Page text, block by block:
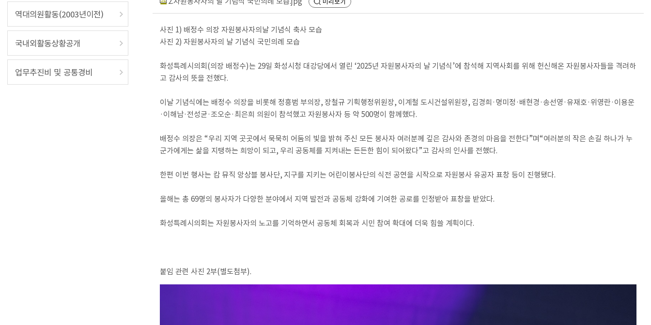
역대의원활동(2003년이전)
국내외활동상황공개
업무추진비 및 공통경비
사진 1) 배정수 의장 자원봉사자의날 기념식 축사 모습
사진 2) 자원봉사자의 날 기념식 국민의례 모습
화성특례시의회(의장 배정수)는 29일 화성시청 대강당에서 열린 ‘2025년 자원봉사자의 날 기념식’에 참석해 지역사회를 위해 헌신해온 자원봉사자들을 격려하
고 감사의 뜻을 전했다.
이날 기념식에는 배정수 의장을 비롯해 정흥범 부의장, 장철규 기획행정위원장, 이계철 도시건설위원장, 김경희·명미정·배현경·송선영·유재호·위영란·이용운
·이해남·전성균·조오순·최은희 의원이 참석했고 자원봉사자 등 약 500명이 함께했다.
배정수 의장은 “우리 지역 곳곳에서 묵묵히 어둠의 빛을 밝혀 주신 모든 봉사자 여러분께 깊은 감사와 존경의 마음을 전한다”며“여러분의 작은 손길 하나가 누
군가에게는 삶을 지탱하는 희망이 되고,우리 공동체를 지켜내는 든든한 힘이 되어왔다”고 감사의 인사를 전했다.
한편 이번 행사는 캄 뮤직 앙상블 봉사단, 지구를 지키는 어린이봉사단의 식전 공연을 시작으로 자원봉사 유공자 표창 등이 진행됐다.
올해는 총 69명의 봉사자가 다양한 분야에서 지역 발전과 공동체 강화에 기여한 공로를 인정받아 표창을 받았다.
화성특례시의회는 자원봉사자의 노고를 기억하면서 공동체 회복과 시민 참여 확대에 더욱 힘쓸 계획이다.
붙임 관련 사진 2부(별도첨부).